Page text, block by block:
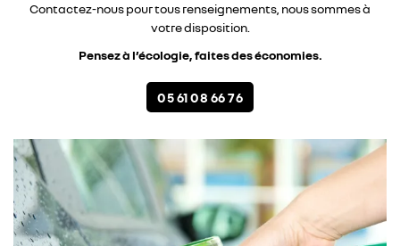
Contactez-nous pour tous renseignements, nous sommes à
votre disposition.
Pensez à l’écologie, faites des économies.
05 61 08 66 76